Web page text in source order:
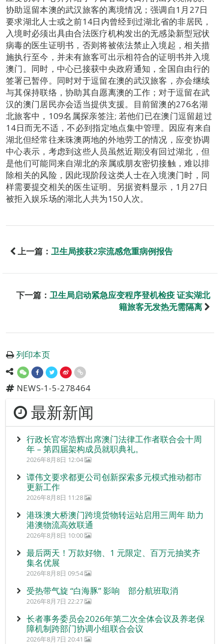
协助逗留本澳的武汉旅客的离境情况；强调自1月27日
要求湖北人士或之前14日内曾经到过湖北省的非居民，
入境时必须出具由合法医疗机构发出的无感染新型冠状
病毒的医生证明书，否则将被依法禁止入境起，相关措
施执行至今，并未有旅客可出示相符合的证明书并入境
澳门。同时，中心已接获中央政府通知，全国自由行的
签署已暂停。同时对于逗留在澳的武汉旅客，亦会继续
与其保持联络，协助其自愿离澳的工作；对于逗留在武
汉的澳门居民亦会适当提供支援。目前留澳的276名湖
北旅客中，109名属探亲签注; 若他们已在澳门逗留超过
14日而无不适，不必到指定地点集中管理。因应有来自
湖北但经常往来珠澳两地的外地劳工的情况，应变协调
中心表示，考虑到这些人员虽然近期没有回过湖北，但
是他们可能同来自湖北的亲属或朋友密切接触，难以排
除相关的风险，因此现阶段这类人士在入境澳门时，同
样需要提交相关的医生证明。另据资料显示，1月27日
被拒入娱乐场的湖北人共为150人次。
上一篇： 卫生局接获2宗流感危重病例报告
下一篇： 卫生局启动紧急应变程序登机检疫 证实湖北
籍旅客无发热无需隔离
列印本页
NEWS-1-5-278464
最新新闻
行政长官岑浩辉出席澳门法律工作者联合会十周
年 – 第四届架构成员就职典礼。
2026年8月8日 12:04
谭伟文要求都更公司创新探索多元模式推动都市
更新工作
2026年8月8日 11:28
港珠澳大桥澳门跨境货物转运站启用三周年 助力
港澳物流高效联通
2026年8月8日 10:00
最后两天！万款好物、1 元限定、百万元抽奖齐
集名优展
2026年8月8日 09:54
受热带气旋 “白海豚” 影响 部分航班取消
2026年8月7日 22:27
长者事务委员会2026年第二次全体会议及养老保
障机制跨部门协调小组联合会议
2026年8月7日 20:41